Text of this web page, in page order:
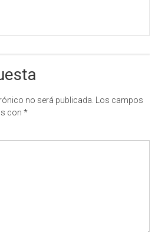
no será publicada. Los campos
con *